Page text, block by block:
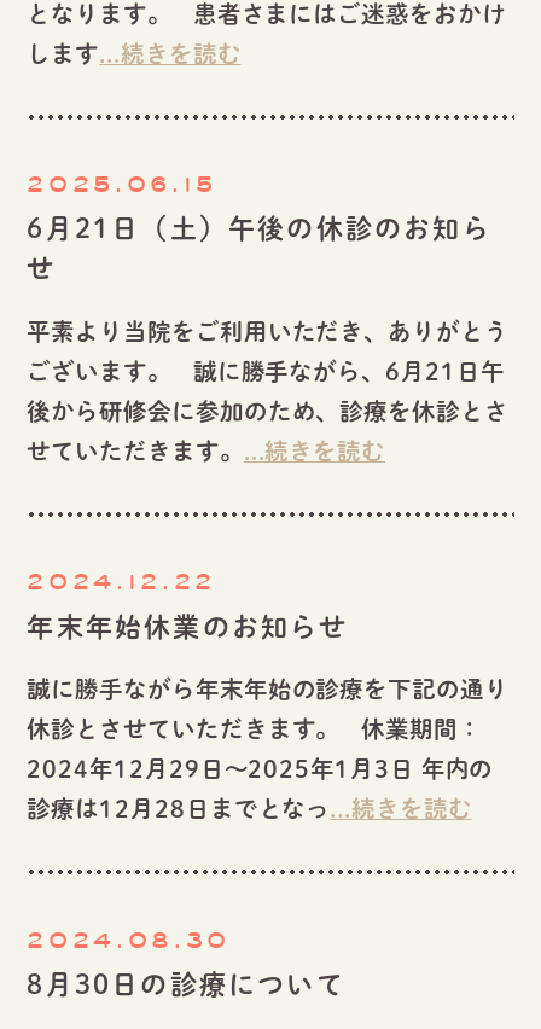
となります。 患者さまにはご迷惑をおかけ
します ...続きを読む
2025.06.15
6月21日（土）午後の休診のお知ら
せ
平素より当院をご利用いただき、ありがとう
ございます。 誠に勝手ながら、6月21日午
後から研修会に参加のため、診療を休診とさ
せていただきます。
...続きを読む
2024.12.22
年末年始休業のお知らせ
誠に勝手ながら年末年始の診療を下記の通り
休診とさせていただきます。 休業期間：
2024年12月29日〜2025年1月3日 年内の
診療は12月28日までとなっ ...続きを読む
2024.08.30
8月30日の診療について